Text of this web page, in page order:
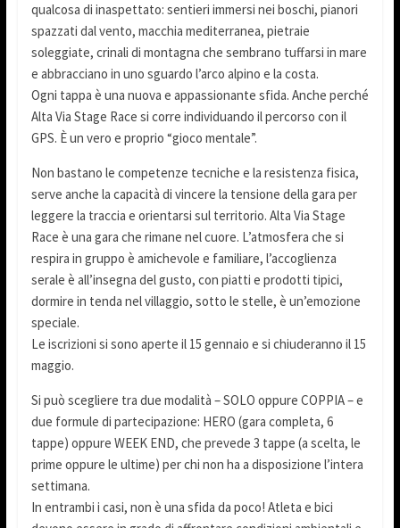
qualcosa di inaspettato: sentieri immersi nei boschi, pianori
spazzati dal vento, macchia mediterranea, pietraie
soleggiate, crinali di montagna che sembrano tuffarsi in mare
e abbracciano in uno sguardo l’arco alpino e la costa.
Ogni tappa è una nuova e appassionante sfida. Anche perché
Alta Via Stage Race si corre individuando il percorso con il
GPS. È un vero e proprio “gioco mentale”.
Non bastano le competenze tecniche e la resistenza fisica,
serve anche la capacità di vincere la tensione della gara per
leggere la traccia e orientarsi sul territorio. Alta Via Stage
Race è una gara che rimane nel cuore. L’atmosfera che si
respira in gruppo è amichevole e familiare, l’accoglienza
serale è all’insegna del gusto, con piatti e prodotti tipici,
dormire in tenda nel villaggio, sotto le stelle, è un’emozione
speciale.
Le iscrizioni si sono aperte il 15 gennaio e si chiuderanno il 15
maggio.
Si può scegliere tra due modalità – SOLO oppure COPPIA – e
due formule di partecipazione: HERO (gara completa, 6
tappe) oppure WEEK END, che prevede 3 tappe (a scelta, le
prime oppure le ultime) per chi non ha a disposizione l’intera
settimana.
In entrambi i casi, non è una sfida da poco! Atleta e bici